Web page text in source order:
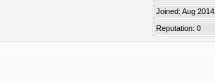
Joined: Aug 2014
Reputation:0